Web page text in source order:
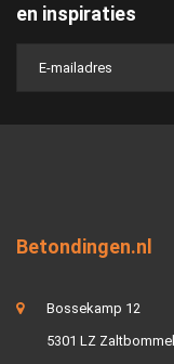
en inspiraties
Betondingen.nl
Bossekamp 12
5301 LZ Zaltbommel